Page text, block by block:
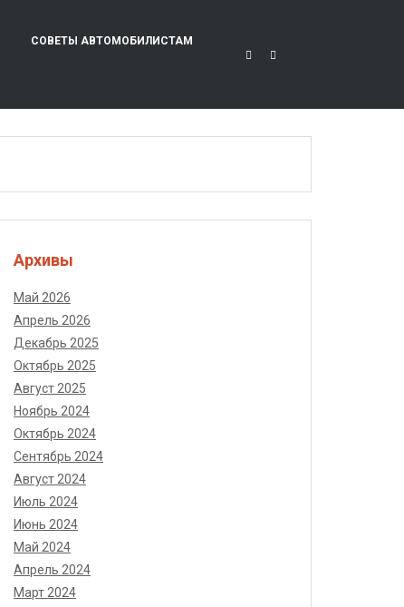
СОВЕТЫ АВТОМОБИЛИСТАМ
Архивы
Май 2026
Апрель 2026
Декабрь 2025
Октябрь 2025
Август 2025
Ноябрь 2024
Октябрь 2024
Сентябрь 2024
Август 2024
Июль 2024
Июнь 2024
Май 2024
Апрель 2024
Март 2024